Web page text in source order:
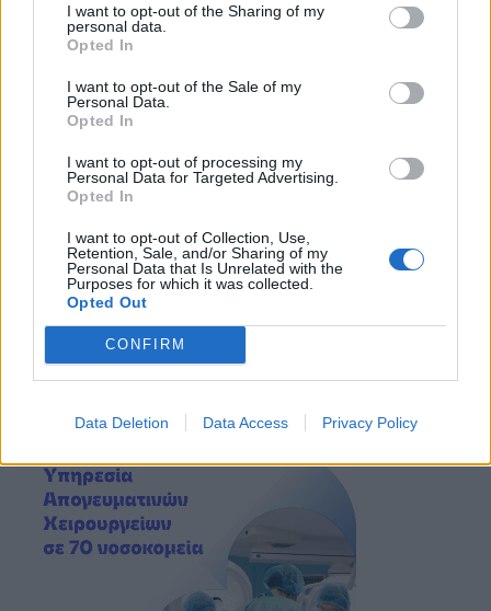
I want to opt-out of the Sharing of my
personal data.
Opted In
I want to opt-out of the Sale of my
Personal Data.
Opted In
I want to opt-out of processing my
Personal Data for Targeted Advertising.
Opted In
I want to opt-out of Collection, Use,
Retention, Sale, and/or Sharing of my
Personal Data that Is Unrelated with the
Purposes for which it was collected.
Opted Out
CONFIRM
Data Deletion Data Access Privacy Policy